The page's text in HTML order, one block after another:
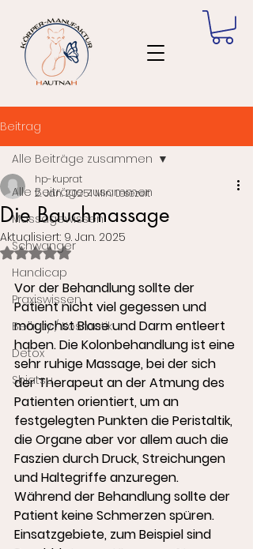
Beitrag
Alle Beiträge zusammen
Massagewissen
Schwanger
Handicap
Praxiswissen
Beauty / Kosmetik
Detox
Shiatsu
Alle Beiträge zusammen
Die Bauchmassage
hp-kuprat
2. Jan. 20251 Min. Lesezeit
Aktualisiert: 9. Jan. 2025
Mit NaN von 5 Sternen bewertet.
Vor der Behandlung sollte der
Patient nicht viel gegessen und
möglichst Blase und Darm entleert
haben. Die Kolonbehandlung ist eine
sehr ruhige Massage, bei der sich
der Therapeut an der Atmung des
Patienten orientiert, um an
festgelegten Punkten die Peristaltik,
die Organe aber vor allem auch die
Faszien durch Druck, Streichungen
und Haltegriffe anzuregen.
Während der Behandlung sollte der
Patient keine Schmerzen spüren.
Einsatzgebiete, zum Beispiel sind